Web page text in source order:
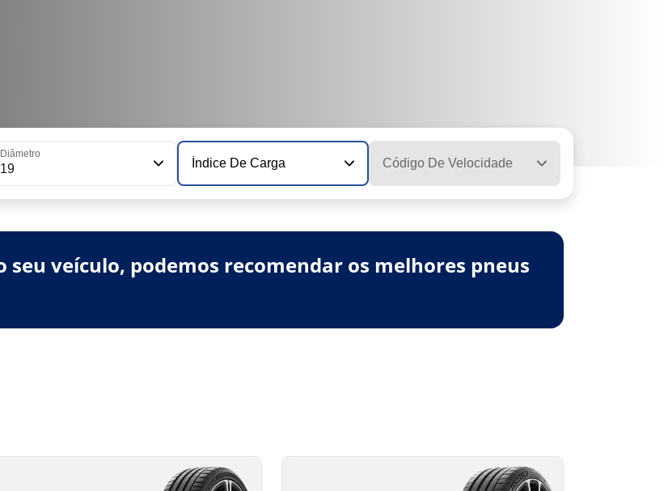
Diâmetro
19 Índice De Carga Código De Velocidade
seu veículo, podemos recomendar os melhores pneus